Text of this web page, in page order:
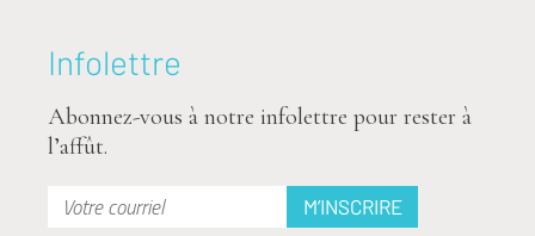
Infolettre
Abonnez-vous à notre infolettre pour rester à
l’affût.